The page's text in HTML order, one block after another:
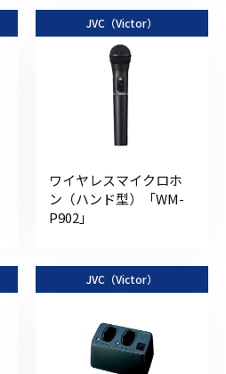
JVC（Victor）
ワイヤレスマイクロホ
ン（ハンド型）「WM-
P902」
JVC（Victor）